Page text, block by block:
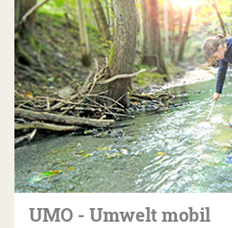
UMO - Umwelt mobil